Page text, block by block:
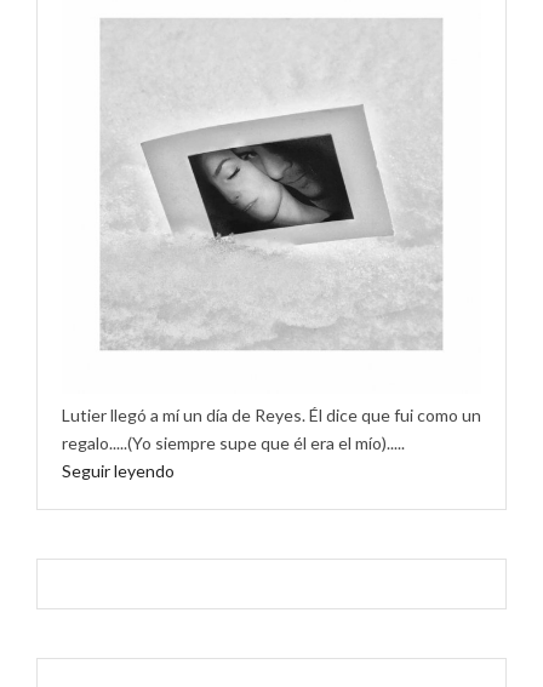
Lutier llegó a mí un día de Reyes. Él dice que fui como un
regalo.....(Yo siempre supe que él era el mío).....
Seguir leyendo